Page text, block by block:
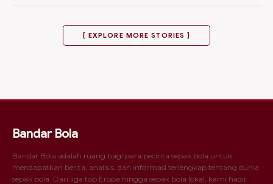
[ EXPLORE MORE STORIES ]
Bandar Bola
Bandar Bola adalah ruang bagi para pecinta sepak bola untuk
mendapatkan berita, analisis, dan informasi terlengkap tentang dunia
sepak bola. Dari liga top Eropa hingga sepak bola lokal, kami hadir